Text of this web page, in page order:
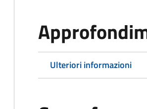
Ulteriori informazioni